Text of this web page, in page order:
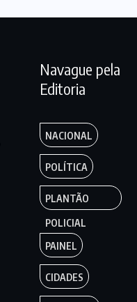
Navague pela
Editoria
NACIONAL
POLÍTICA
PLANTÃO
POLICIAL
PAINEL
CIDADES